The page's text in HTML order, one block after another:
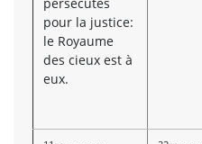
pour la justice:
le Royaume
des cieux est à
eux.